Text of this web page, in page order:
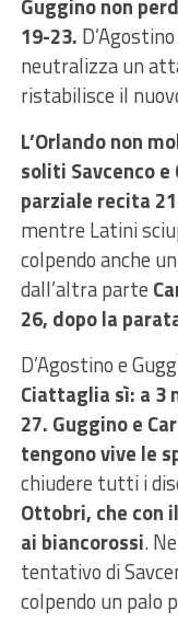
Guggino non
19-23.
neutralizza un
ristabilisce il
L’Orlando non
soliti Savcenco
parziale recita
mentre Latini
colpendo anche
dall’altra parte
26, dopo la
D’Agostino e
Ciattaglia sì: a 3
27. Guggino e
tengono vive le
chiudere tutti i
Ottobri, che con
ai biancorossi.
tentativo di
colpendo un palo